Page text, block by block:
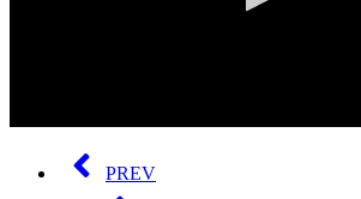
seconds
PREV